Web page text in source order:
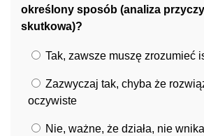
określony sposób (analiza
skutkowa)?
Tak, zawsze muszę zrozumieć
Zazwyczaj tak, chyba że
oczywiste
Nie, ważne, że działa, nie